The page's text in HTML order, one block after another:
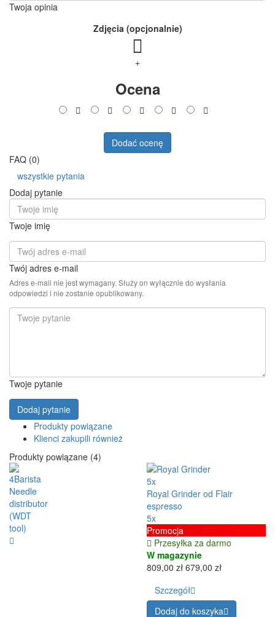
Twoja opinia
Zdjęcia (opcjonalnie)
+
Ocena
Dodać ocenę
FAQ (0)
wszystkie pytania
Dodaj pytanie
Twoje imię
Twój adres e-mail
Adres e-mail nie jest wymagany. Służy on wyłącznie do wysłania
odpowiedzi i nie zostanie opublikowany.
Twoje pytanie
Dodaj pytanie
Produkty powiązane
Klienci zakupili również
Produkty powiązane (4)
5x
Royal Grinder od Flair
espresso
5x
Promocja
Przesyłka za darmo
W magazynie
809,00 zł 679,00 zł
Szczegół
Dodaj do koszyka